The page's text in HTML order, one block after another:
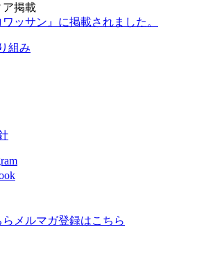
ア掲載
ッサン』に掲載されました。
組み
メルマガ登録はこちら